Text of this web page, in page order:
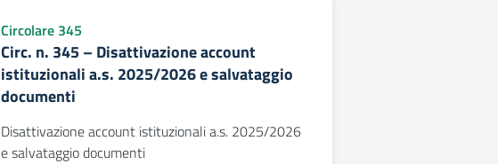
Circolare 345
Circ. n. 345 – Disattivazione account
istituzionali a.s. 2025/2026 e salvataggio
documenti
Disattivazione account istituzionali a.s. 2025/2026
e salvataggio documenti